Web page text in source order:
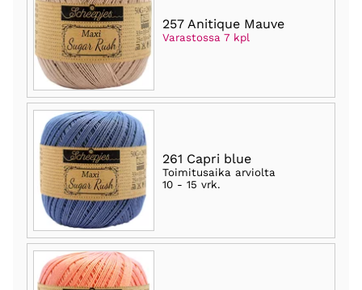
257 Anitique Mauve
Varastossa 7 kpl
261 Capri blue
Toimitusaika arviolta
10 - 15 vrk.